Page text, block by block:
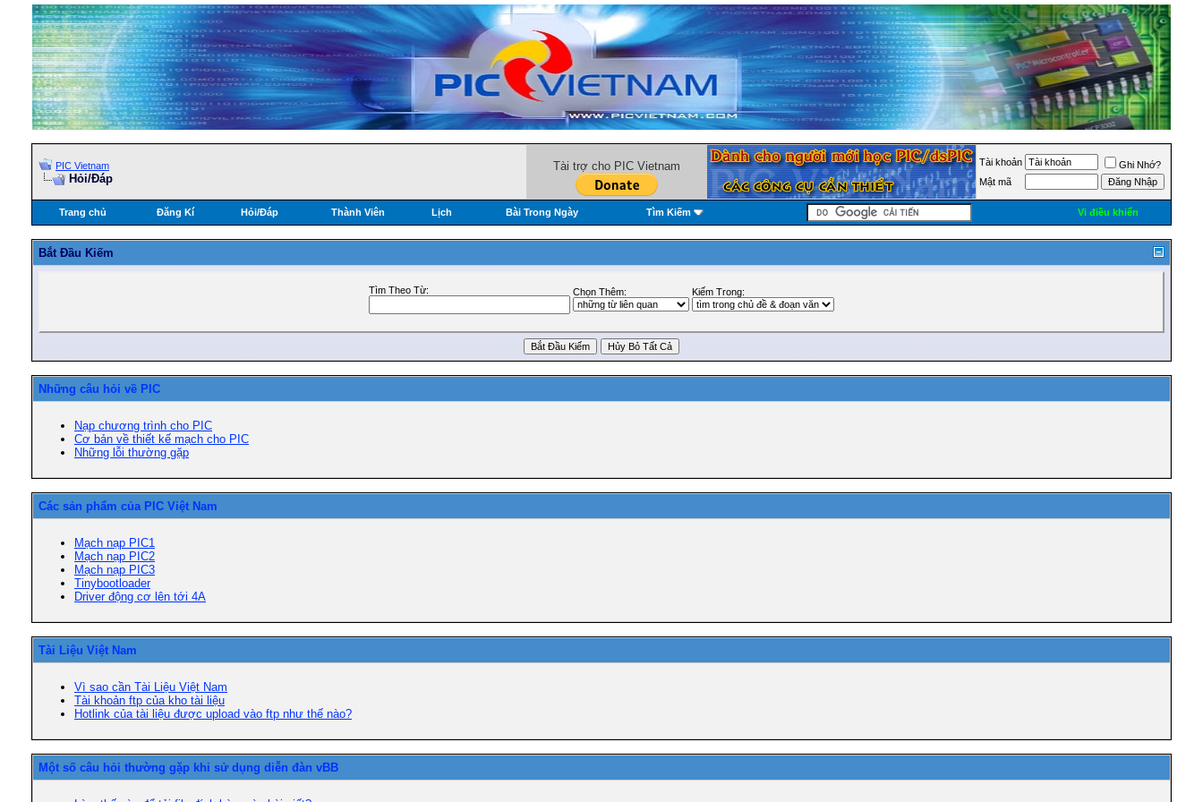
PIC Vietnam
Hỏi/Ðáp
Tài trợ cho PIC Vietnam Tài khoản
Ghi Nhớ?
Mật mã
Trang chủ Đăng Kí Hỏi/Ðáp Thành Viên Lịch Bài Trong Ngày Tìm Kiếm Vi điều khiển
Bắt Ðầu Kiếm
Tìm Theo Từ: Chọn Thêm: Kiếm Trong:
Những câu hỏi về PIC
Nạp chương trình cho PIC
Cơ bản về thiết kế mạch cho PIC
Những lỗi thường gặp
Các sản phẩm của PIC Việt Nam
Mạch nạp PIC1
Mạch nạp PIC2
Mạch nạp PIC3
Tinybootloader
Driver động cơ lên tới 4A
Tài Liệu Việt Nam
Vì sao cần Tài Liệu Việt Nam
Tài khoản ftp của kho tài liệu
Hotlink của tài liệu được upload vào ftp như thế nào?
Một số câu hỏi thường gặp khi sử dụng diễn đàn vBB